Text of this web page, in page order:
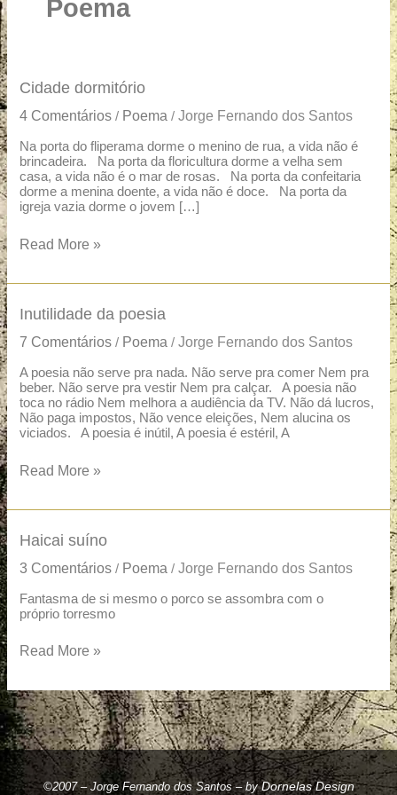
Poema
Cidade dormitório
4 Comentários / Poema /Jorge Fernando dos Santos
Na porta do fliperama dorme o menino de rua, a vida não é
brincadeira. Na porta da floricultura dorme a velha sem
casa, a vida não é o mar de rosas. Na porta da confeitaria
dorme a menina doente, a vida não é doce. Na porta da
igreja vazia dorme o jovem […]
Cidade
Read More »
Inutilidade da poesia
7 Comentários / Poema /Jorge Fernando dos Santos
A poesia não serve pra nada. Não serve pra comer Nem pra
beber. Não serve pra vestir Nem pra calçar. A poesia não
toca no rádio Nem melhora a audiência da TV. Não dá lucros,
Não paga impostos, Não vence eleições, Nem alucina os
viciados. A poesia é inútil, A poesia é estéril, A
Inutilidade
poesia
Read More »
Haicai suíno
3 Comentários / Poema /Jorge Fernando dos Santos
Fantasma de si mesmo o porco se assombra com o
próprio torresmo
Haicai
Read More »
©2007 – Jorge Fernando dos Santos – byDornelas Design